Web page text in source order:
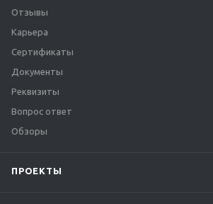
Отзывы
Карьера
Сертификаты
Документы
Реквизиты
Вопрос ответ
Обзоры
ПРОЕКТЫ